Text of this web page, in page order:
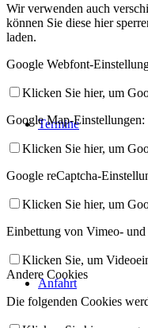
Termine
Anfahrt
Wir verwenden auch
können Sie diese hier
laden.
Google Webfont-
Klicken Sie hier, um
Google Map-Einstellungen:
Klicken Sie hier, um
Google reCaptcha-
Klicken Sie hier, um
Einbettung von Vimeo- und
Klicken Sie, um
Andere Cookies
Die folgenden Cookies